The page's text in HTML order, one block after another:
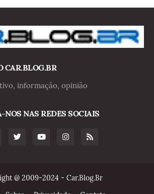
CAR.BLOG.BR
informação, opinião
NOS NAS REDES SOCIAIS
@ 2009-2024 - Car.Blog.Br